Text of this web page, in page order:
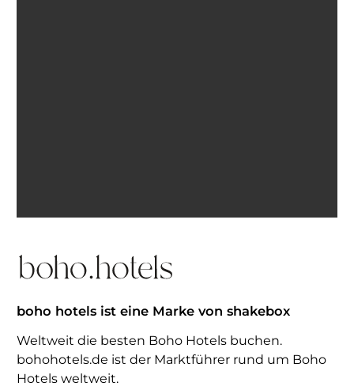
boho hotels ist eine Marke von shakebox
Weltweit die besten Boho Hotels buchen.
bohohotels.de ist der Marktführer rund um Boho
Hotels weltweit.